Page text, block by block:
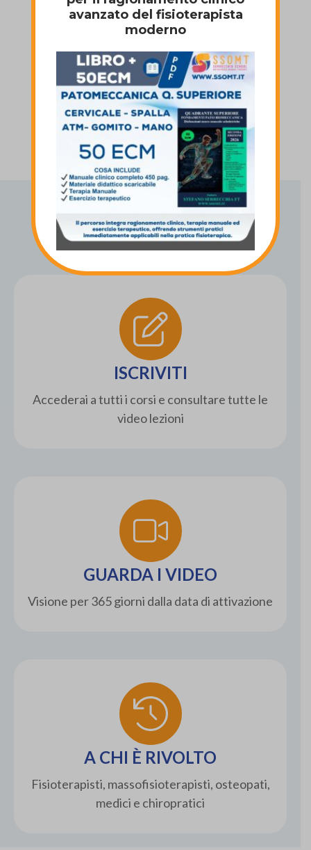
Come funziona
ISCRIVITI
Accederai a tutti i corsi e consultare tutte le
video lezioni
GUARDA I VIDEO
Visione per 365 giorni dalla data di attivazione
A CHI È RIVOLTO
Fisioterapisti, massofisioterapisti, osteopati,
medici e chiropratici
avanzato del fisioterapista
moderno